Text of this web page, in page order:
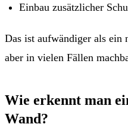
Einbau zusätzlicher
Das ist aufwändiger als ein
aber in vielen Fällen
Wie erkennt man
Wand?